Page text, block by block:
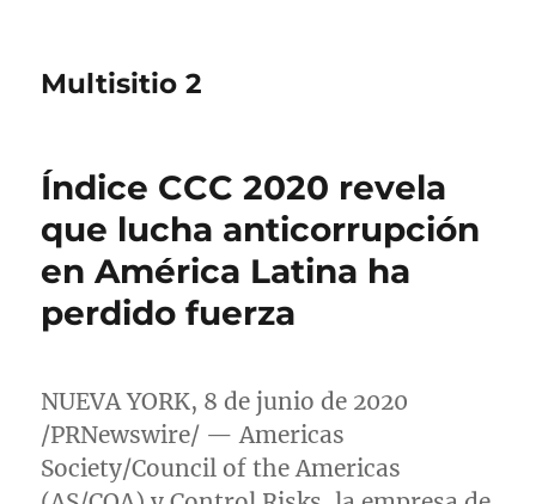
Multisitio 2
Índice CCC 2020 revela
que lucha anticorrupción
en América Latina ha
perdido fuerza
NUEVA YORK, 8 de junio de 2020
/PRNewswire/ — Americas
Society/Council of the Americas